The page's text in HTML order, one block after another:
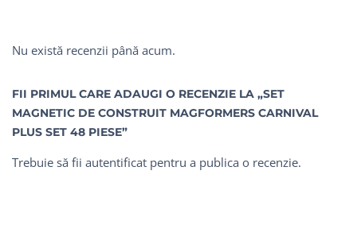
Nu există recenzii până acum.
FII PRIMUL CARE ADAUGI O RECENZIE LA „SET
MAGNETIC DE CONSTRUIT MAGFORMERS CARNIVAL
PLUS SET 48 PIESE”
Trebuie să fii autentificat pentru a publica o recenzie.